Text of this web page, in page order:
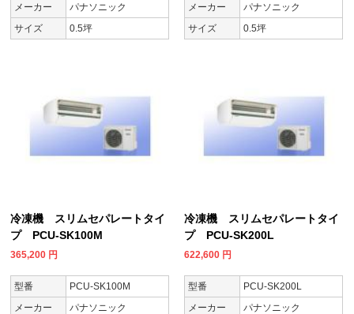
メーカー
パナソニック
サイズ
0.5坪
メーカー
パナソニック
サイズ
0.5坪
冷凍機 スリムセパレートタイ
プ PCU-SK100M
365,200 円
型番
PCU-SK100M
メーカー
パナソニック
冷凍機 スリムセパレートタイ
プ PCU-SK200L
622,600 円
型番
PCU-SK200L
メーカー
パナソニック